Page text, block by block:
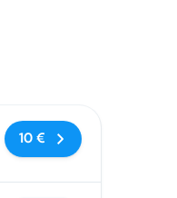
10 €